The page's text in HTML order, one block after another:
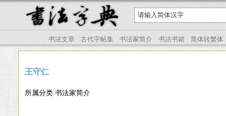
书法文章 古代字帖集 书法家简介 书法书箱 简体转繁体
王守仁
所属分类:书法家简介